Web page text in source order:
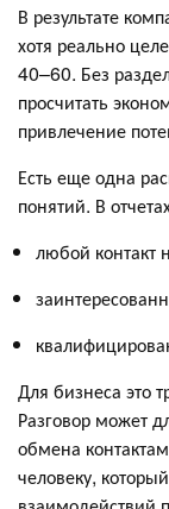
В результате
хотя реально
40–60. Без
просчитать
привлечение
Есть еще одна
понятий. В
любой контакт
Для бизнеса это
Разговор может
обмена
человеку,